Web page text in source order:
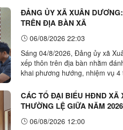
ĐẢNG ỦY XÃ XUÂN
TRÊN ĐỊA BÀN XÃ
06/08/2026 22:03
Sáng 04/8/2026, Đảng ủy xã
xếp thôn trên địa bàn nhằm
khai phương hướng, nhiệm
CÁC TỔ ĐẠI BIỂU HĐND XÃ
THƯỜNG LỆ GIỮA NĂM 2026
06/08/2026 12:00